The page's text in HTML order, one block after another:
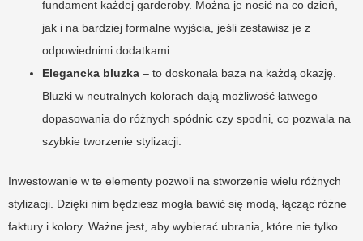
fundament każdej garderoby. Można je nosić na co dzień,
jak i na bardziej formalne wyjścia, jeśli zestawisz je z
odpowiednimi dodatkami.
Elegancka bluzka – to doskonała baza na każdą okazję.
Bluzki w neutralnych kolorach dają możliwość łatwego
dopasowania do różnych spódnic czy spodni, co pozwala na
szybkie tworzenie stylizacji.
Inwestowanie w te elementy pozwoli na stworzenie wielu różnych
stylizacji. Dzięki nim będziesz mogła bawić się modą, łącząc różne
faktury i kolory. Ważne jest, aby wybierać ubrania, które nie tylko